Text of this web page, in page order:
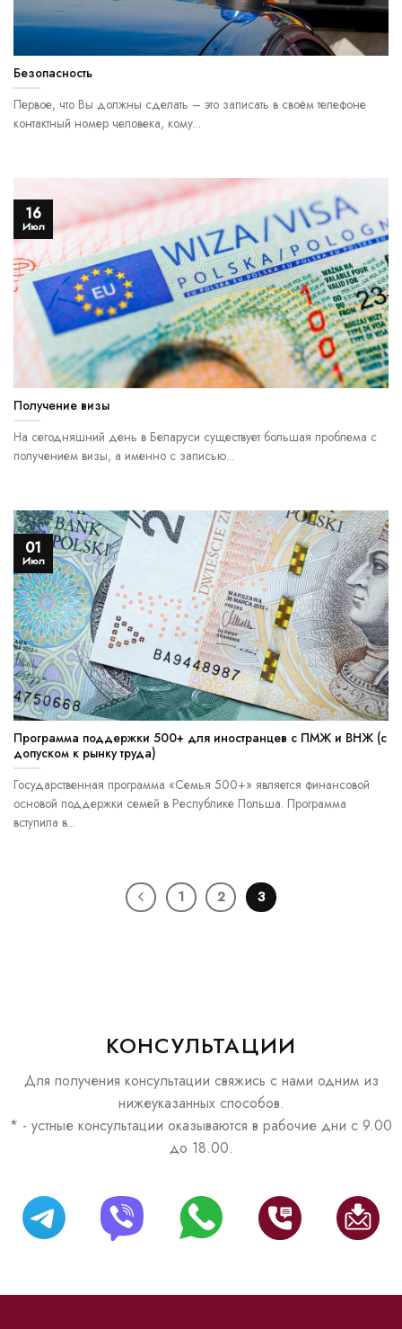
Безопасность
Первое, что Вы должны сделать – это записать в своём телефоне
контактный номер человека, кому...
Получение визы
На сегодняшний день в Беларуси существует большая проблема с
получением визы, а именно с записью...
16
Июл
Программа поддержки 500+ для иностранцев с ПМЖ и ВНЖ (с
допуском к рынку труда)
Государственная программа «Семья 500+» является финансовой
основой поддержки семей в Республике Польша. Программа
вступила в...
01
Июл
1 2 3
КОНСУЛЬТАЦИИ
Для получения консультации свяжись с нами одним из
нижеуказанных способов.
* - устные консультации оказываются в рабочие дни с 9.00
до 18.00.